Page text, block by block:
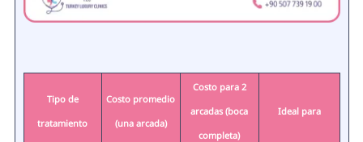
Tipo de
tratamiento
Costo promedio
(una arcada)
Costo para 2
arcadas (boca
completa)
Ideal para